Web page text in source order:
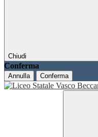
Chiudi
Conferma
Annulla Conferma